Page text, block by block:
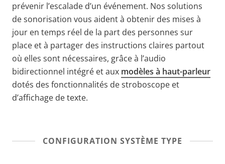
prévenir l’escalade d’un événement. Nos solutions
de sonorisation vous aident à obtenir des mises à
jour en temps réel de la part des personnes sur
place et à partager des instructions claires partout
où elles sont nécessaires, grâce à l’audio
bidirectionnel intégré et aux modèles à haut-parleur
dotés des fonctionnalités de stroboscope et
d’affichage de texte.
CONFIGURATION SYSTÈME TYPE